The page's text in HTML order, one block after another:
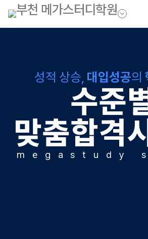
성적 상승, 대입성공의
수준
맞춤합격
m e g ast u d y s